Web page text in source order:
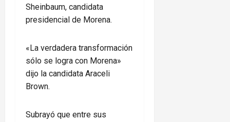
Sheinbaum, candidata
presidencial de Morena.
«La verdadera transformación
sólo se logra con Morena»
dijo la candidata Araceli
Brown.
Subrayó que entre sus